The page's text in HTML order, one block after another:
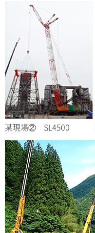
某現場② SL4500